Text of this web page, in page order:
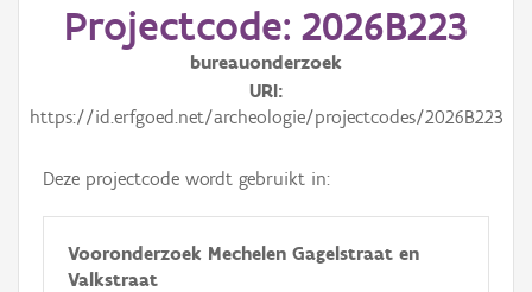
Projectcode: 2026B223
bureauonderzoek
URI
https://id.erfgoed.net/archeologie/projectcodes/2026B223
Deze projectcode wordt gebruikt in:
Vooronderzoek Mechelen Gagelstraat en
Valkstraat